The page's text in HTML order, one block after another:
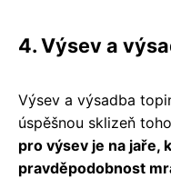
4. Výsev a
Výsev a výsadba
úspěšnou sklizeň
pro výsev je na jaře,
pravděpodobnost